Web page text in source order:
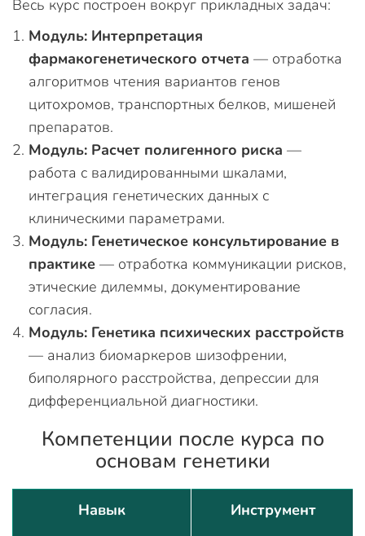
Весь курс построен вокруг прикладных задач:
Модуль: Интерпретация
фармакогенетического отчета — отработка
алгоритмов чтения вариантов генов
цитохромов, транспортных белков, мишеней
препаратов.
Модуль: Расчет полигенного риска —
работа с валидированными шкалами,
интеграция генетических данных с
клиническими параметрами.
Модуль: Генетическое консультирование в
практике — отработка коммуникации рисков,
этические дилеммы, документирование
согласия.
Модуль: Генетика психических расстройств
— анализ биомаркеров шизофрении,
биполярного расстройства, депрессии для
дифференциальной диагностики.
Компетенции после курса по
основам генетики
Навык Инструмент